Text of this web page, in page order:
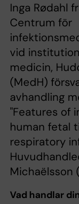
Inga Rødahl
Centrum för
vid
medicin,
(MedH)
avhandling
"Features of
human fetal
respiratory
Michaëlsson
Vad handlar